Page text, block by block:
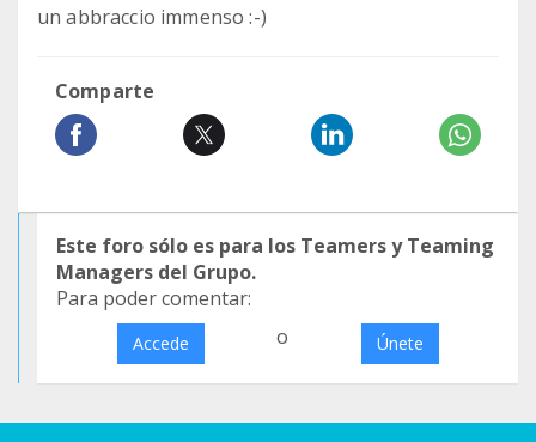
un abbraccio immenso :-)
Comparte
Este foro sólo es para los Teamers y Teaming
Managers del Grupo.
Para poder comentar:
Accede o Únete